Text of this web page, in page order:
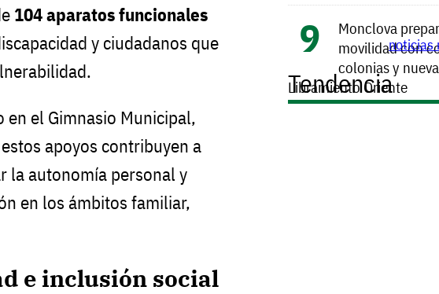
104 aparatos funcionales
y ciudadanos que
el Gimnasio Municipal,
apoyos contribuyen a
la autonomía personal y
en los ámbitos familiar,
e inclusión social
Monclova
movilidad con
colonias y
Libramiento Oriente
noticias
Tendencia